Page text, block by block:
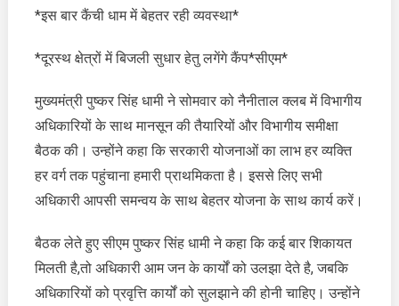
प्रवृत्ति
रखें
*इस बार कैंची धाम में बेहतर रही व्यवस्था*
*दूरस्थ क्षेत्रों में बिजली सुधार हेतु लगेंगे कैंप*सीएम*
मुख्यमंत्री पुष्कर सिंह धामी ने सोमवार को नैनीताल क्लब में विभागीय
अधिकारियों के साथ मानसून की तैयारियों और विभागीय समीक्षा
बैठक की। उन्होंने कहा कि सरकारी योजनाओं का लाभ हर व्यक्ति
हर वर्ग तक पहुंचाना हमारी प्राथमिकता है। इससे लिए सभी
अधिकारी आपसी समन्वय के साथ बेहतर योजना के साथ कार्य करें।
बैठक लेते हुए सीएम पुष्कर सिंह धामी ने कहा कि कई बार शिकायत
मिलती है,तो अधिकारी आम जन के कार्यों को उलझा देते है, जबकि
अधिकारियों को प्रवृत्ति कार्यों को सुलझाने की होनी चाहिए। उन्होंने